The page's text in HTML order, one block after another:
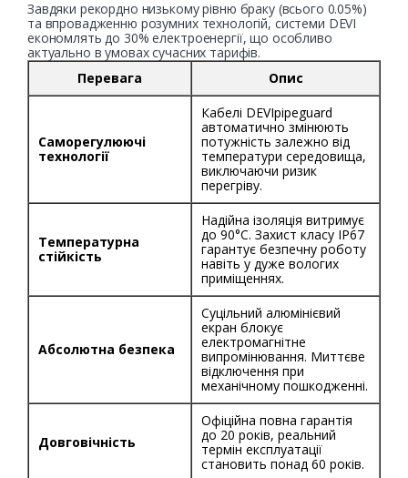
Завдяки рекордно низькому рівню браку (всього 0.05%)
та впровадженню розумних технологій, системи DEVI
економлять до 30% електроенергії, що особливо
актуально в умовах сучасних тарифів.
Перевага
Опис
Саморегулюючі
технології
Кабелі DEVIpipeguard
автоматично змінюють
потужність залежно від
температури середовища,
виключаючи ризик
перегріву.
Температурна
стійкість
Надійна ізоляція витримує
до 90°C. Захист класу IP67
гарантує безпечну роботу
навіть у дуже вологих
приміщеннях.
Абсолютна безпека
Суцільний алюмінієвий
екран блокує
електромагнітне
випромінювання. Миттєве
відключення при
механічному пошкодженні.
Довговічність
Офіційна повна гарантія
до 20 років, реальний
термін експлуатації
становить понад 60 років.